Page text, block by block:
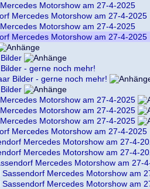
Motorshow am 27-4-2025
Mercedes Motorshow am 27-4-2025
Motorshow am 27-4-2025
Mercedes Motorshow am 27-4-2025
- gerne noch mehr!
Bilder - gerne noch mehr!
Motorshow am 27-4-2025
Motorshow am 27-4-2025
Motorshow am 27-4-2025
Mercedes Motorshow am 27-4-2025
Mercedes Motorshow am 27-4-
Mercedes Motorshow am 27-4-
Mercedes Motorshow am 27-
Sassendorf Mercedes Motorshow am
Sassendorf Mercedes Motorshow am